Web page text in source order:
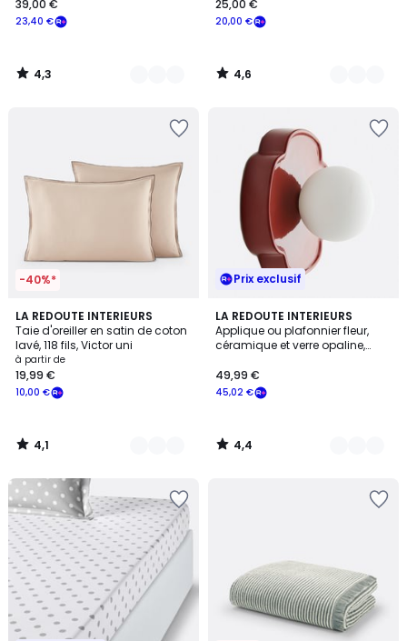
23,40 €
39,00 €
4,3
/
20,00 €
25,00 €
4,6
/
-40%*
LA REDOUTE INTERIEURS
Taie d'oreiller en satin de coton
lavé, 118 fils, Victor uni
à partir de
10,00 €
19,99 €
4,1
/ 5
11
Couleurs
4,1
/
Prix exclusif
LA REDOUTE INTERIEURS
Applique ou plafonnier fleur,
céramique et verre opaline,
45,02 €
49,99 €
4,4
/ 5
4
Couleurs
4,4
/